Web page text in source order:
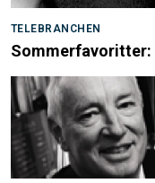
TELEBRANCHEN
Sommerfavoritter: